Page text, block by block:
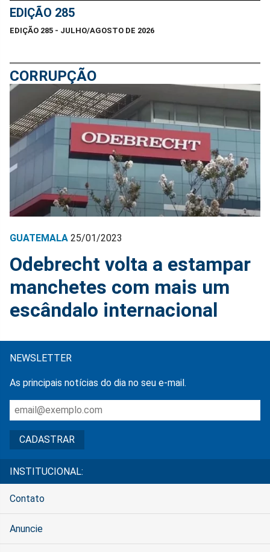
EDIÇÃO 285
EDIÇÃO 285 - JULHO/AGOSTO DE 2026
CORRUPÇÃO
GUATEMALA 25/01/2023
Odebrecht volta a estampar
manchetes com mais um
escândalo internacional
NEWSLETTER
As principais notícias do dia no seu e-mail.
INSTITUCIONAL:
Contato
Anuncie